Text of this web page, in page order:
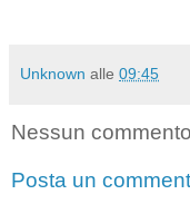
Unknown alle 09:45
Nessun
Posta un